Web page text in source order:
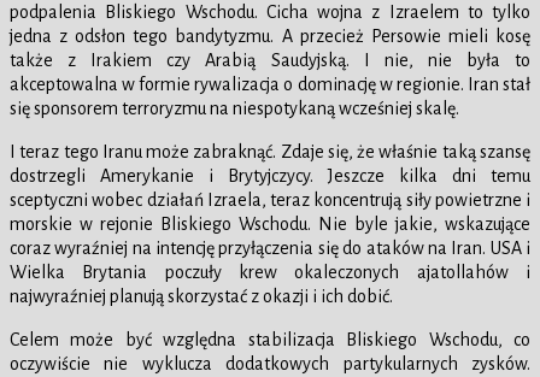
podpalenia Bliskiego Wschodu. Cicha wojna z Izraelem to tylko
jedna z odsłon tego bandytyzmu. A przecież Persowie mieli kosę
także z Irakiem czy Arabią Saudyjską. I nie, nie była to
akceptowalna w formie rywalizacja o dominację w regionie. Iran stał
się sponsorem terroryzmu na niespotykaną wcześniej skalę.
I teraz tego Iranu może zabraknąć. Zdaje się, że właśnie taką szansę
dostrzegli Amerykanie i Brytyjczycy. Jeszcze kilka dni temu
sceptyczni wobec działań Izraela, teraz koncentrują siły powietrzne i
morskie w rejonie Bliskiego Wschodu. Nie byle jakie, wskazujące
coraz wyraźniej na intencję przyłączenia się do ataków na Iran. USA i
Wielka Brytania poczuły krew okaleczonych ajatollahów i
najwyraźniej planują skorzystać z okazji i ich dobić.
Celem może być względna stabilizacja Bliskiego Wschodu, co
oczywiście nie wyklucza dodatkowych partykularnych zysków.